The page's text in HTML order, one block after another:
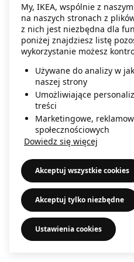
My, IKEA, wspólnie z
na naszych stronach z
z nich jest niezbędna dla
poniżej znajdziesz listę
wykorzystanie możesz
Używane do analizy w
naszej strony
Umożliwiające
treści
Marketingowe,
społecznościowych
Dowiedz się więcej
Akceptuj wszystkie cookies
Akceptuj tylko niezbędne
Ustawienia cookies